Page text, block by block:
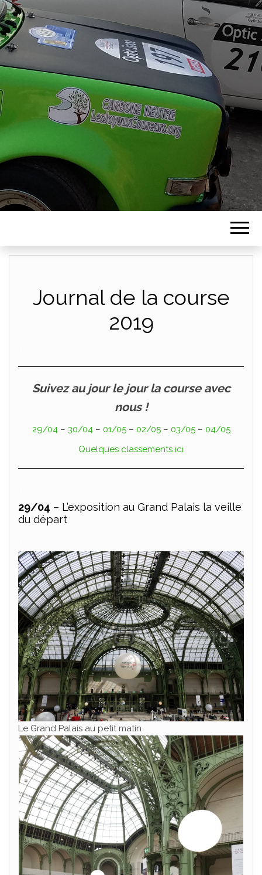
ASSOCIATION
LES JOYEUX
COUREURS
Journal de la course
2019
Suivez au jour le jour la course avec
nous !
29/04– 30/04– 01/05– 02/05– 03/05– 04/05
Quelques classements ici
29/04 – L’exposition au Grand Palais la veille
du départ
Le Grand Palais au petit matin